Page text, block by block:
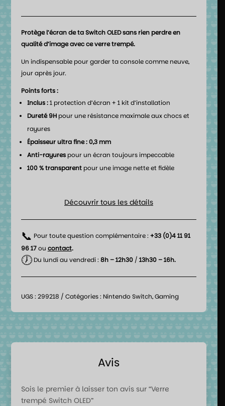
Protège l’écran de ta Switch OLED sans rien perdre en
qualité d’image avec ce verre trempé.
Un indispensable pour garder ta console comme neuve,
jour après jour.
Points forts :
Inclus :1 protection d’écran + 1 kit d’installation
Dureté 9Hpour une résistance maximale aux chocs et
rayures
Épaisseur ultra fine : 0,3 mm
Anti-rayurespour un écran toujours impeccable
100 % transparentpour une image nette et fidèle
Découvrir tous les détails
📞 Pour toute question complémentaire : +33 (0)4 11 91
96 17ou contact.
🕖Du lundi au vendredi : 8h – 12h30/ 13h30 – 16h.
UGS : 299218 Catégories : Nintendo Switch,Gaming
Avis
Sois le premier à laisser ton avis sur “Verre
trempé Switch OLED”